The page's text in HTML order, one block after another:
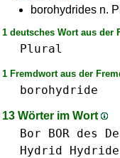
borohydrides n.
1 deutsches Wort aus der
Plural
1 Fremdwort aus der
borohydride
13 Wörter im Wort
Bor BOR des
Hydrid
Hydride